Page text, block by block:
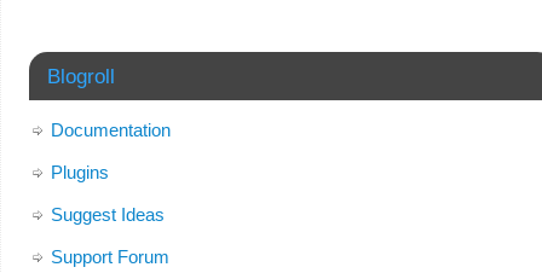
Blogroll
Documentation
Plugins
Suggest Ideas
Support Forum